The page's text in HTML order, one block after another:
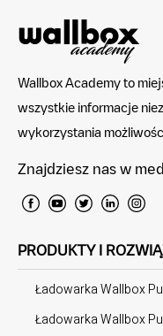
Wallbox Academy to
wszystkie informacje
wykorzystania
Znajdziesz nas w
PRODUKTY I
Ładowarka Wallbox
Ładowarka Wallbox